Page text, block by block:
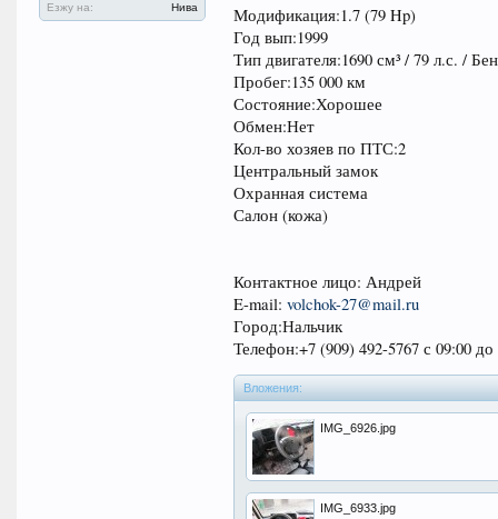
Езжу на:
Нива
Модификация:1.7 (79 Hp)
Год вып:1999
Тип двигателя:1690 см³ / 79 л.с. /
Пробег:135 000 км
Состояние:Хорошее
Обмен:Нет
Кол-во хозяев по ПТС:2
Центральный замок
Охранная система
Салон (кожа)
Контактное лицо: Андрей
E-mail: volchok-27@mail.ru
Город:Нальчик
Телефон:+7 (909) 492-5767 с 09:00 до
Вложения:
IMG_6926.jpg
IMG_6933.jpg